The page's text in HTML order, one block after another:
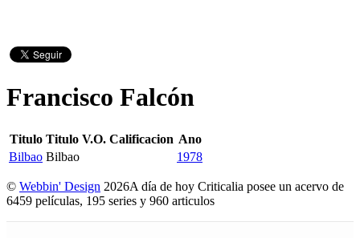
Francisco Falcón
Titulo Titulo V.O. Calificacion Ano
Bilbao Bilbao 1978
© Webbin' Design 2026A día de hoy Criticalia posee un acervo de
6459 películas, 195 series y 960 articulos